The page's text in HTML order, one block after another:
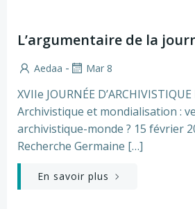
L’argumentaire de la
Aedaa - Mar 8
XVIIe JOURNÉE D’ARCHIVISTIQUE
Archivistique et mondialisation :
archivistique-monde ? 15 février
Recherche Germaine […]
En savoir plus